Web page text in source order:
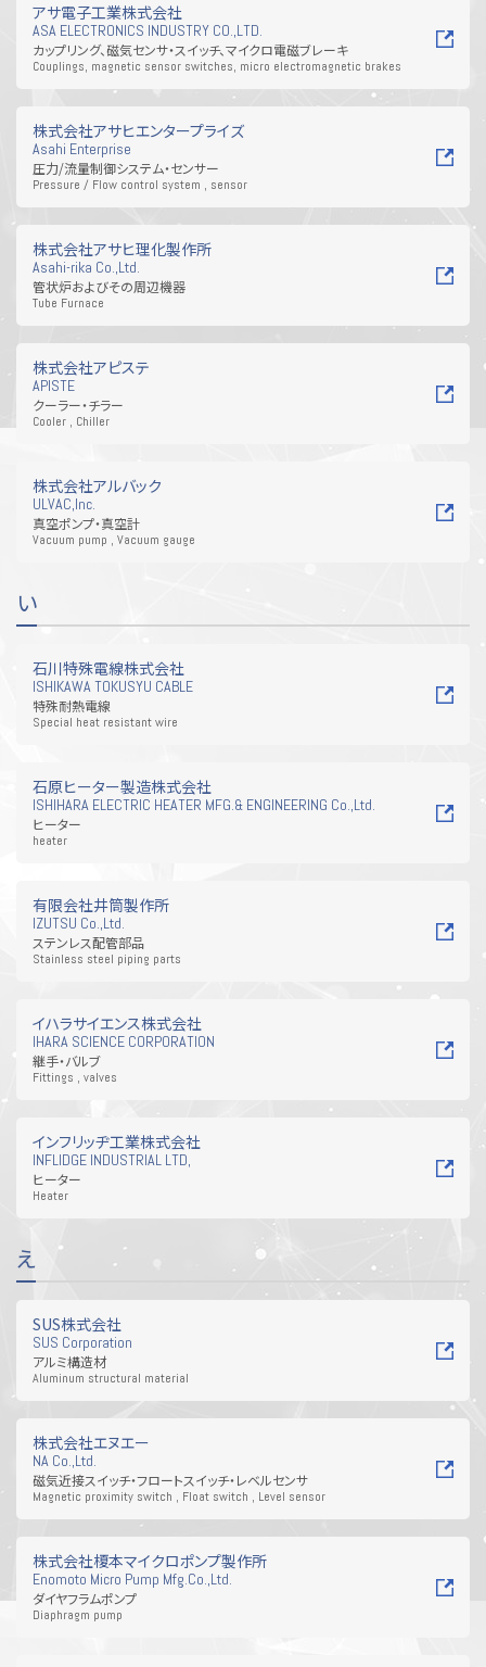
アサ電子工業株式会社
ASA ELECTRONICS INDUSTRY CO.,LTD.
カップリング、磁気センサ・スイッチ、マイクロ電磁ブレーキ
Couplings, magnetic sensor switches, micro electromagnetic brakes
株式会社アサヒエンタープライズ
Asahi Enterprise
圧力/流量制御システム・センサー
Pressure / Flow control system , sensor
株式会社アサヒ理化製作所
Asahi-rika Co.,Ltd.
管状炉およびその周辺機器
Tube Furnace
株式会社アピステ
APISTE
クーラー・チラー
Cooler , Chiller
株式会社アルバック
ULVAC,Inc.
真空ポンプ・真空計
Vacuum pump , Vacuum gauge
い
石川特殊電線株式会社
ISHIKAWA TOKUSYU CABLE
特殊耐熱電線
Special heat resistant wire
石原ヒーター製造株式会社
ISHIHARA ELECTRIC HEATER MFG.& ENGINEERING Co.,Ltd.
ヒーター
heater
有限会社井筒製作所
IZUTSU Co.,Ltd.
ステンレス配管部品
Stainless steel piping parts
イハラサイエンス株式会社
IHARA SCIENCE CORPORATION
継手・バルブ
Fittings , valves
インフリッヂ工業株式会社
INFLIDGE INDUSTRIAL LTD,
ヒーター
Heater
え
SUS株式会社
SUS Corporation
アルミ構造材
Aluminum structural material
株式会社エヌエー
NA Co.,Ltd.
磁気近接スイッチ・フロートスイッチ・レベルセンサ
Magnetic proximity switch , Float switch , Level sensor
株式会社榎本マイクロポンプ製作所
Enomoto Micro Pump Mfg.Co.,Ltd.
ダイヤフラムポンプ
Diaphragm pump